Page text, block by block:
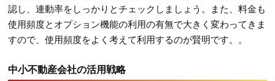
認し、連動率をしっかりとチェックしましょう。また、料金も
使用頻度とオプション機能の利用の有無で大きく変わってきま
すので、使用頻度をよく考えて利用するのが賢明です。。
中小不動産会社の活用戦略